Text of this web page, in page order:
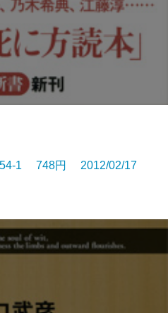
1 748円 2012/02/17